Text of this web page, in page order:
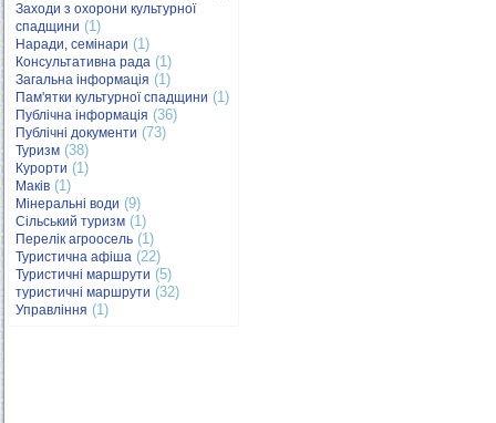
Заходи з охорони культурної
спадщини (1)
Наради, семінари (1)
Консультативна рада (1)
Загальна інформація (1)
Пам'ятки культурної спадщини (1)
Публічна інформація (36)
Публічні документи (73)
Туризм (38)
Курорти (1)
Маків (1)
Мінеральні води (9)
Сільський туризм (1)
Перелік агроосель (1)
Туристична афіша (22)
Туристичні маршрути (5)
туристичні маршрути (32)
Управління (1)